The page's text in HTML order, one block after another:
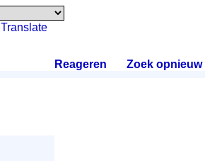
Translate
Reageren Zoek opnieuw.